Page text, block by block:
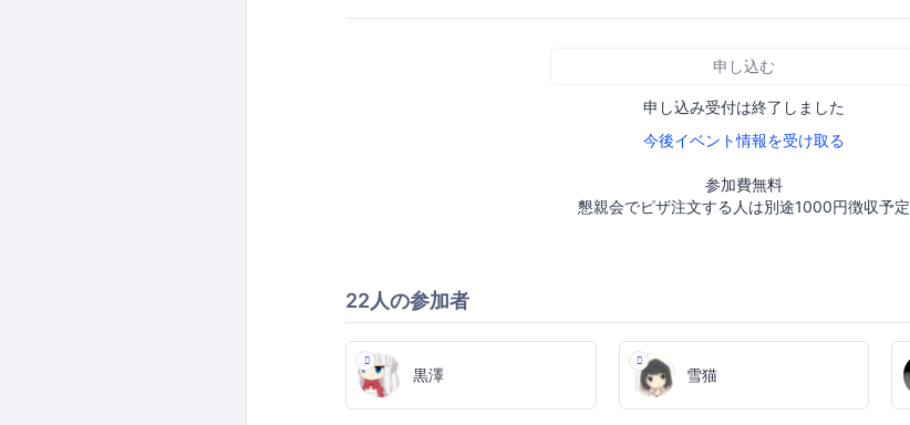
申し込む
申し込み受付は終了しました
今後イベント情報を受け取る
参加費無料
懇親会でピザ注文する人は別途1000円徴収予定
22人の参加者
黒澤 雪猫